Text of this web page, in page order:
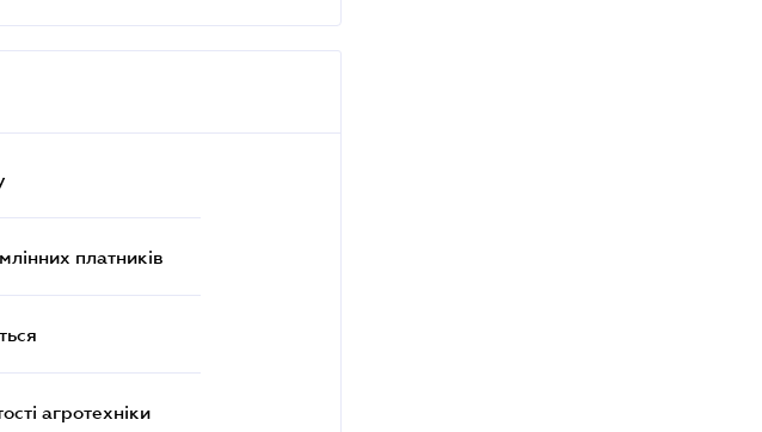
платників
агротехніки